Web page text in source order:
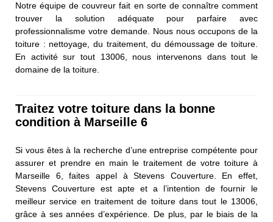
Notre équipe de couvreur fait en sorte de connaître comment
trouver la solution adéquate pour parfaire avec
professionnalisme votre demande. Nous nous occupons de la
toiture : nettoyage, du traitement, du démoussage de toiture.
En activité sur tout 13006, nous intervenons dans tout le
domaine de la toiture.
Traitez votre toiture dans la bonne
condition à Marseille 6
Si vous êtes à la recherche d’une entreprise compétente pour
assurer et prendre en main le traitement de votre toiture à
Marseille 6, faites appel à Stevens Couverture. En effet,
Stevens Couverture est apte et a l’intention de fournir le
meilleur service en traitement de toiture dans tout le 13006,
grâce à ses années d’expérience. De plus, par le biais de la